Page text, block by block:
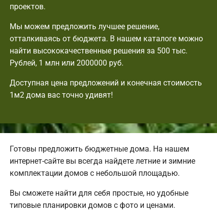
проектов.
Мы можем предложить лучшее решение,
отталкиваясь от бюджета. В нашем каталоге можно
найти высококачественные решения за 500 тыс.
Рублей, 1 млн или 2000000 руб.
Доступная цена предложений и конечная стоимость
1м2 дома вас точно удивят!
Готовы предложить бюджетные дома. На нашем
интернет-сайте вы всегда найдете летние и зимние
комплектации домов с небольшой площадью.
Вы сможете найти для себя простые, но удобные
типовые планировки домов с фото и ценами.